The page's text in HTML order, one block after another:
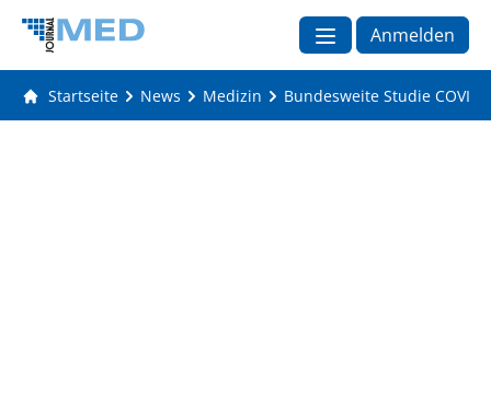
Anmelden
Startseite News Medizin Bundesweite Studie